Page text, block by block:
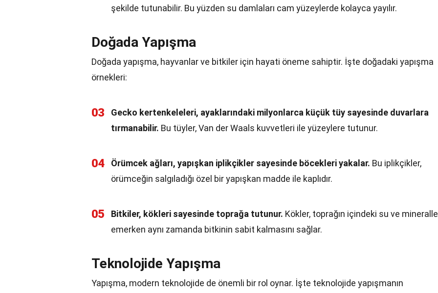
şekilde tutunabilir. Bu yüzden su damlaları cam yüzeylerde kolayca yayılır.
Doğada Yapışma
Doğada yapışma, hayvanlar ve bitkiler için hayati öneme sahiptir. İşte doğadaki yapışma
örnekleri:
03
Gecko kertenkeleleri, ayaklarındaki milyonlarca küçük tüy sayesinde duvarlara
tırmanabilir. Bu tüyler, Van der Waals kuvvetleri ile yüzeylere tutunur.
04 Örümcek ağları, yapışkan iplikçikler sayesinde böcekleri yakalar. Bu iplikçikler,
örümceğin salgıladığı özel bir yapışkan madde ile kaplıdır.
05 Bitkiler, kökleri sayesinde toprağa tutunur. Kökler, toprağın içindeki su ve
emerken aynı zamanda bitkinin sabit kalmasını sağlar.
Teknolojide Yapışma
Yapışma, modern teknolojide de önemli bir rol oynar. İşte teknolojide yapışmanın